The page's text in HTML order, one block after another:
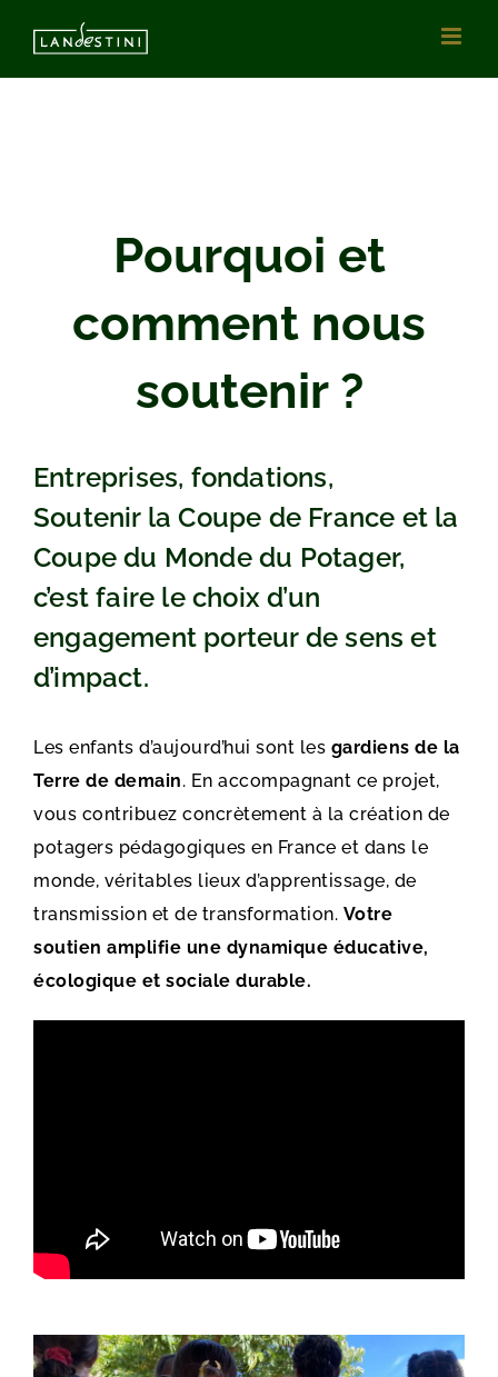
contenu
Pourquoi et
comment nous
soutenir ?
Entreprises, fondations,
Soutenir la Coupe de France et la
Coupe du Monde du Potager,
c’est faire le choix d’un
engagement porteur de sens et
d’impact.
Les enfants d’aujourd’hui sont les gardiens de la
Terre de demain. En accompagnant ce projet,
vous contribuez concrètement à la création de
potagers pédagogiques en France et dans le
monde, véritables lieux d’apprentissage, de
transmission et de transformation. Votre
soutien amplifie une dynamique éducative,
écologique et sociale durable.